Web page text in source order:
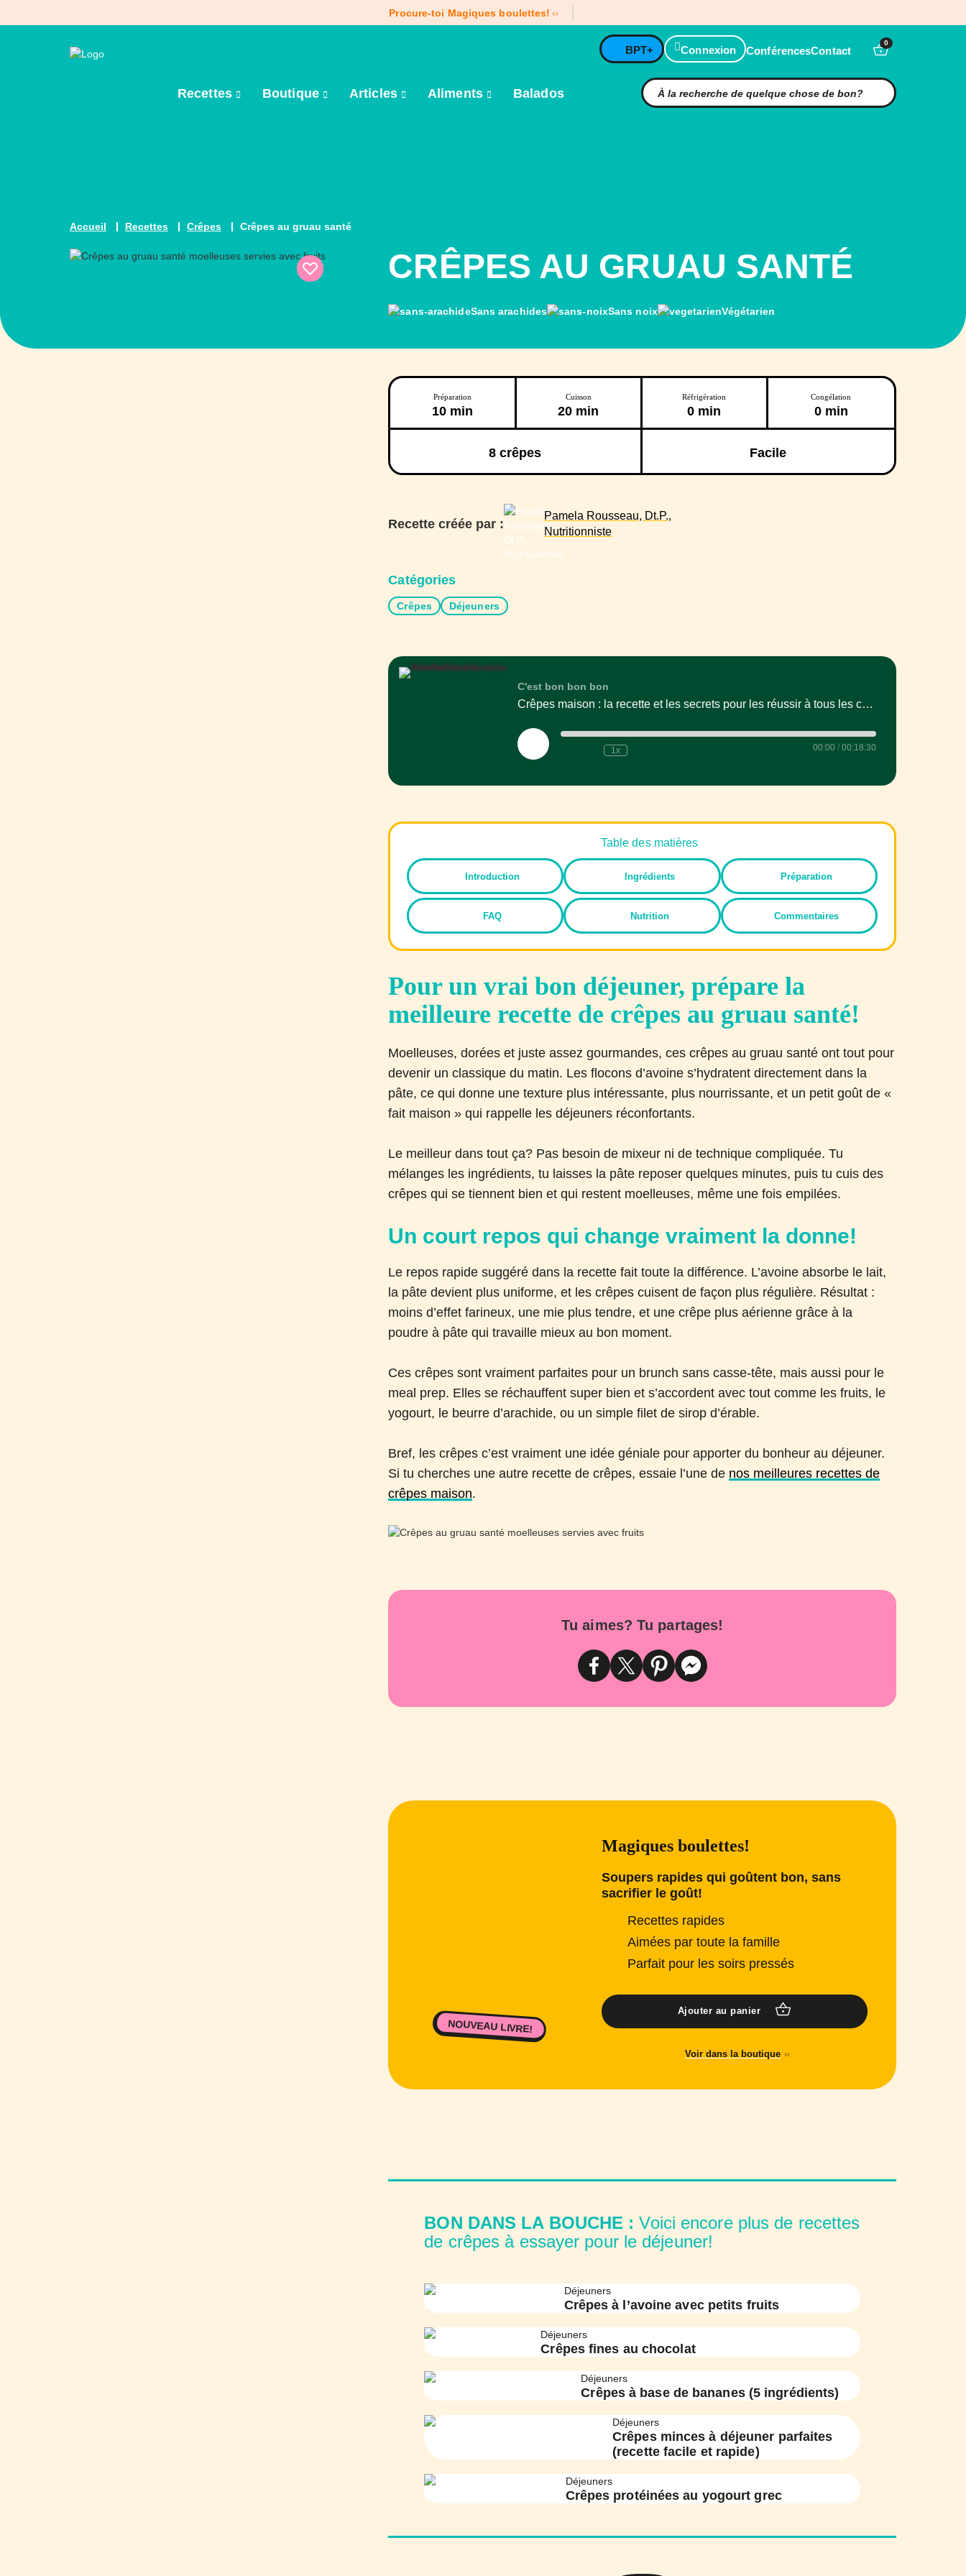
Procure-toi Magiques boulettes!
BPT+ Connexion ConférencesContact
0
Recettes Boutique Articles Aliments Balados
Accueil Recettes Crêpes Crêpes au gruau santé
CRÊPES AU GRUAU SANTÉ
Sans arachides Sans noix Végétarien
Préparation
10 min
Cuisson
20 min
Réfrigération
0 min
Congélation
0 min
8 crêpes Facile
Recette créée par :
Pamela Rousseau, Dt.P.,
Nutritionniste
Catégories
Crêpes Déjeuners
C'est bon bon bon
Crêpes maison : la recette et les secrets pour les réussir à tous les coups
Play
Episode
1x 00:00 / 00:18:30
Table des matières
Introduction Ingrédients Préparation
FAQ Nutrition Commentaires
Pour un vrai bon déjeuner, prépare la
meilleure recette de crêpes au gruau santé!
Moelleuses, dorées et juste assez gourmandes, ces crêpes au gruau santé ont tout pour
devenir un classique du matin. Les flocons d’avoine s’hydratent directement dans la
pâte, ce qui donne une texture plus intéressante, plus nourrissante, et un petit goût de «
fait maison » qui rappelle les déjeuners réconfortants.
Le meilleur dans tout ça? Pas besoin de mixeur ni de technique compliquée. Tu
mélanges les ingrédients, tu laisses la pâte reposer quelques minutes, puis tu cuis des
crêpes qui se tiennent bien et qui restent moelleuses, même une fois empilées.
Un court repos qui change vraiment la donne!
Le repos rapide suggéré dans la recette fait toute la différence. L’avoine absorbe le lait,
la pâte devient plus uniforme, et les crêpes cuisent de façon plus régulière. Résultat :
moins d’effet farineux, une mie plus tendre, et une crêpe plus aérienne grâce à la
poudre à pâte qui travaille mieux au bon moment.
Ces crêpes sont vraiment parfaites pour un brunch sans casse-tête, mais aussi pour le
meal prep. Elles se réchauffent super bien et s’accordent avec tout comme les fruits, le
yogourt, le beurre d’arachide, ou un simple filet de sirop d’érable.
Bref, les crêpes c’est vraiment une idée géniale pour apporter du bonheur au déjeuner.
Si tu cherches une autre recette de crêpes, essaie l’une de nos meilleures recettes de
crêpes maison.
Tu aimes? Tu partages!
Magiques boulettes!
Soupers rapides qui goûtent bon, sans
sacrifier le goût!
Recettes rapides
Aimées par toute la famille
Parfait pour les soirs pressés
Ajouter au panier
Voir dans la boutique
NOUVEAU LIVRE!
BON DANS LA BOUCHE : Voici encore plus de recettes
de crêpes à essayer pour le déjeuner!
Déjeuners
Crêpes à l’avoine avec petits fruits
Déjeuners
Crêpes fines au chocolat
Déjeuners
Crêpes à base de bananes (5 ingrédients)
Déjeuners
Crêpes minces à déjeuner parfaites
(recette facile et rapide)
Déjeuners
Crêpes protéinées au yogourt grec